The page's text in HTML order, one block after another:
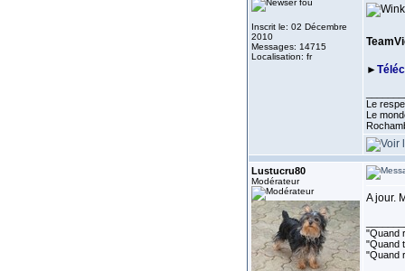
Inscrit le: 02 Décembre
2010
Messages: 14715
Localisation: fr
►
Le
Le
Lustucru80
Modérateur
A jour.
"Quand
"Quand
"Quand